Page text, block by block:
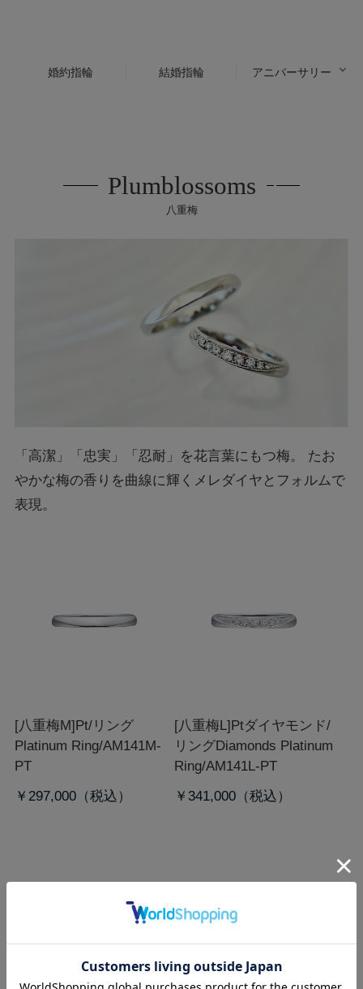
婚約指輪 結婚指輪 アニバーサリー
Plumblossoms
八重梅
「高潔」「忠実」「忍耐」を花言葉にもつ梅。 たお
やかな梅の香りを曲線に輝くメレダイヤとフォルムで
表現。
[八重梅M]Pt/リング
Platinum Ring/AM141M-
PT
￥297,000
[八重梅L]Ptダイヤモンド/
リングDiamonds Platinum
Ring/AM141L-PT
￥341,000
マリッジリング / 結婚指輪 コレクション
マリッジリング/結婚指輪 八重梅A